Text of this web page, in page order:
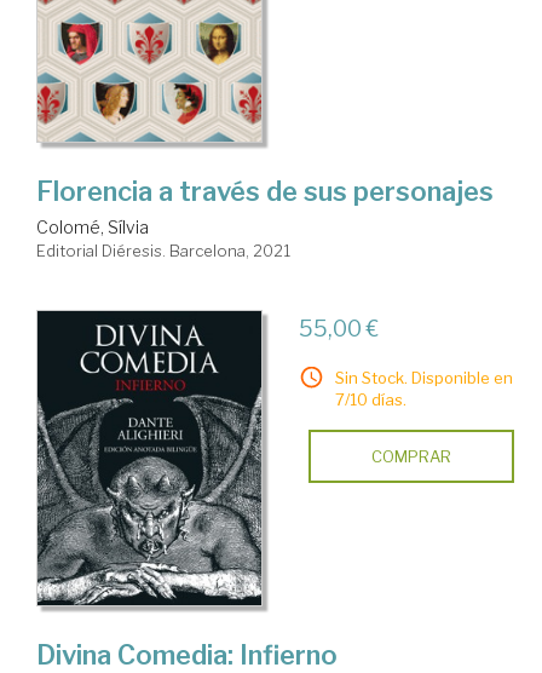
Florencia a través de sus personajes
Colomé, Sílvia
Editorial Diéresis. Barcelona, 2021
55,00 €
Sin Stock. Disponible en
7/10 días.
COMPRAR
Divina Comedia: Infierno